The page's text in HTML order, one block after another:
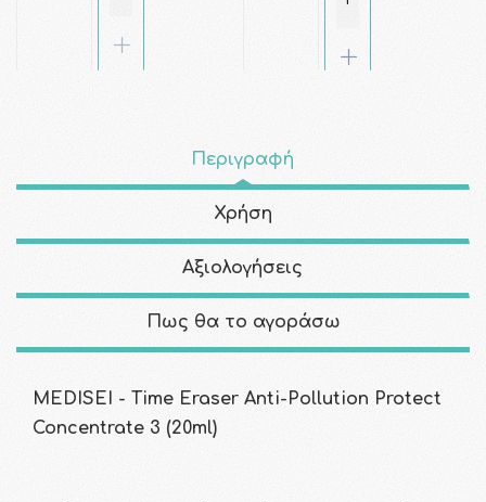
Περιγραφή
Χρήση
Αξιολογήσεις
Πως θα το αγοράσω
MEDISEI - Time Eraser Anti-Pollution Protect
Concentrate 3 (20ml)